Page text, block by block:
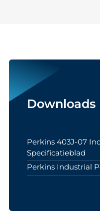
Downloads
Perkins 403J-07
Specificatieblad
Perkins Industrial